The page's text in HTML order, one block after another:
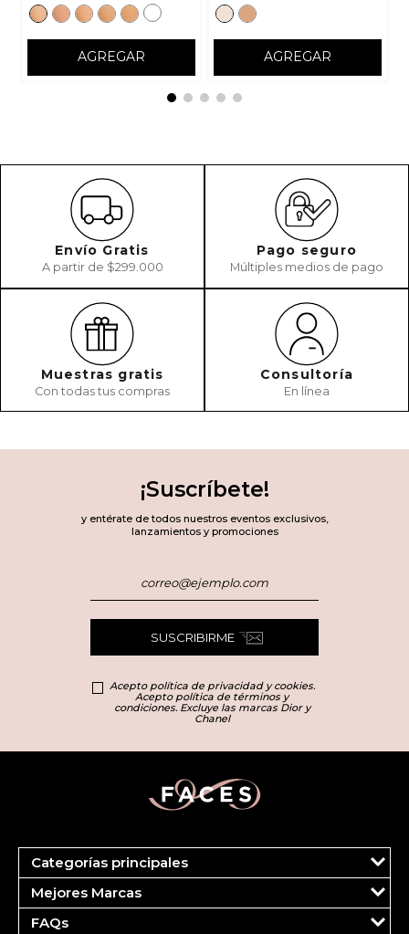
AGREGAR AGREGAR
Envío Gratis
A partir de $299.000
Pago seguro
Múltiples medios de pago
Muestras gratis
Con todas tus compras
Consultoría
En línea
¡Suscríbete!
y entérate de todos nuestros eventos exclusivos,
lanzamientos y promociones
SUSCRIBIRME
Acepto política de privacidad y cookies.
Acepto política de términos y
condiciones. Excluye las marcas Dior y
Chanel
Categorías principales
Marcas
Dior
Más Vendidos
Mejores Marcas
Clinique
Estee Lauder
FAQs